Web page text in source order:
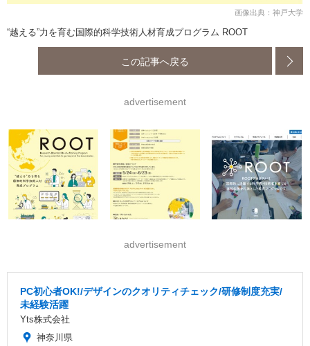
画像出典：神戸大学
“越える”力を育む国際的科学技術人材育成プログラム ROOT
この記事へ戻る
advertisement
advertisement
PC初心者OK!/デザインのクオリティチェック/研修制度充実/
未経験活躍
Yts株式会社
神奈川県